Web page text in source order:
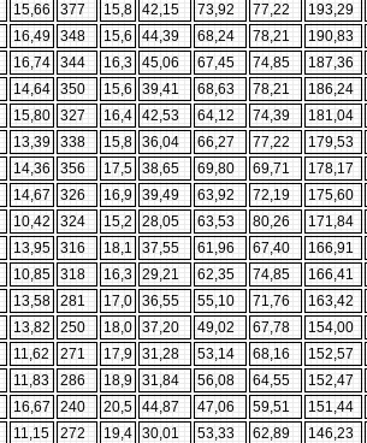
15,66 377 15,8 42,15 73,92 77,22
193,29
16,49 348 15,6 44,39 68,24 78,21
190,83
16,74 344 16,3 45,06 67,45 74,85
187,36
14,64 350 15,6 39,41 68,63 78,21
186,24
15,80 327 16,4 42,53 64,12 74,39
181,04
13,39 338 15,8 36,04 66,27 77,22
179,53
14,36 356 17,5 38,65 69,80 69,71
178,17
14,67 326 16,9 39,49 63,92 72,19
175,60
10,42 324 15,2 28,05 63,53 80,26
171,84
13,95 316 18,1 37,55 61,96 67,40
166,91
10,85 318 16,3 29,21 62,35 74,85
166,41
13,58 281 17,0 36,55 55,10 71,76
163,42
13,82 250 18,0 37,20 49,02 67,78
154,00
11,62 271 17,9 31,28 53,14 68,16
152,57
11,83 286 18,9 31,84 56,08 64,55
152,47
16,67 240 20,5 44,87 47,06 59,51
151,44
11,15 272 19,4 30,01 53,33 62,89
146,23